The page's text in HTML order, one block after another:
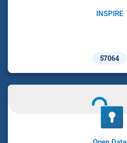
INSPIRE
57064